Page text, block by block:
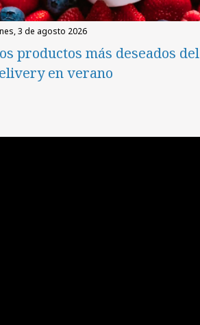
3 de agosto 2026
productos más deseados del
en verano